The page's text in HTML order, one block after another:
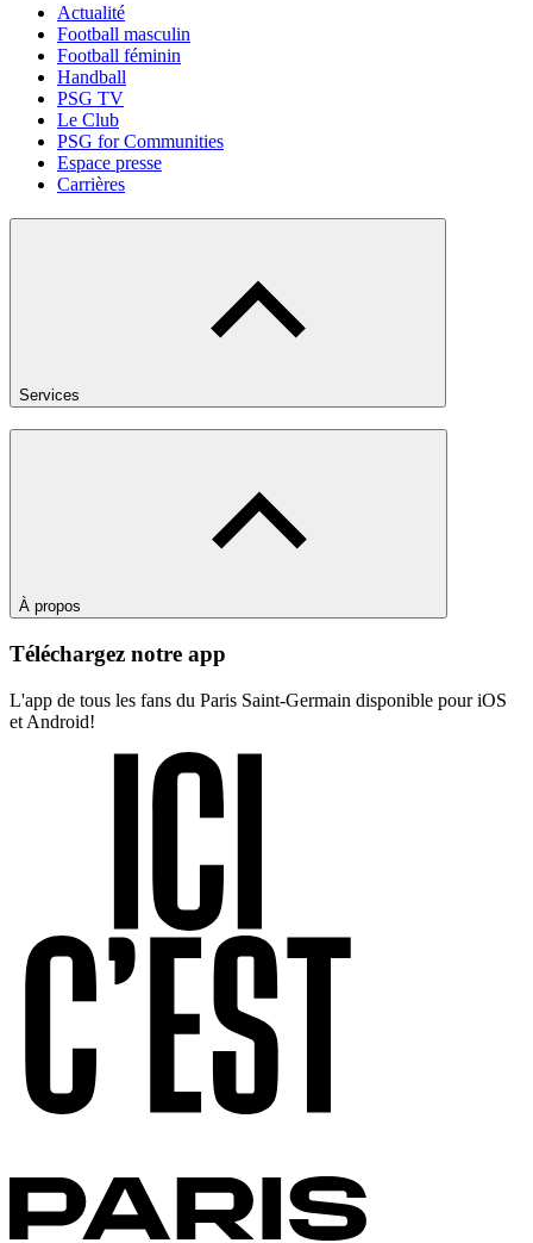
Actualité
Football masculin
Football féminin
Handball
PSG TV
Le Club
PSG for Communities
Espace presse
Carrières
Services
À propos
Téléchargez notre app
L'app de tous les fans du Paris Saint-Germain disponible pour iOS
et Android!